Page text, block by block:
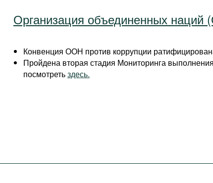
Организация объединенных
Конвенция ООН против коррупции
Пройдена вторая стадия Мониторинга
посмотретьздесь.